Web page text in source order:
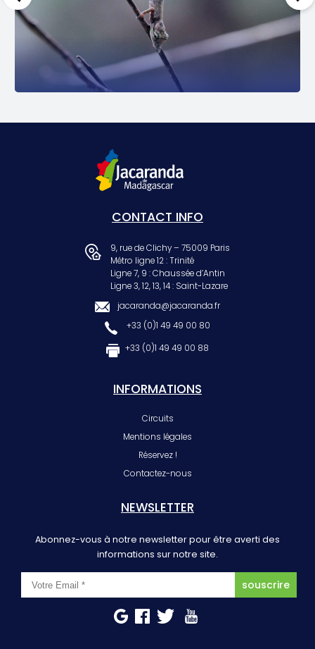
CONTACT INFO
9, rue de Clichy – 75009 Paris
Métro ligne 12 : Trinité
Ligne 7, 9 : Chaussée d’Antin
Ligne 3, 12, 13, 14 : Saint-Lazare
jacaranda@jacaranda.fr
+33 (0)1 49 49 00 80
+33 (0)1 49 49 00 88
INFORMATIONS
Circuits
Mentions légales
Réservez !
Contactez-nous
NEWSLETTER
Abonnez-vous à notre newsletter pour être averti des
informations sur notre site.